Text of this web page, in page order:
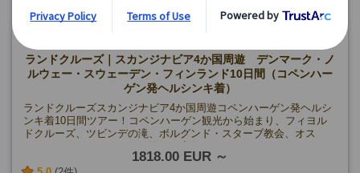
ランドクルーズ｜スカンジナビア4か国周遊 デンマーク・ノ
ルウェー・スウェーデン・フィンランド10日間（コペンハー
ゲン発ヘルシンキ着）
ランドクルーズスカンジナビア4か国周遊コペンハーゲン発ヘルシ
ンキ着10日間ツアー！コペンハーゲン観光から始まり、フィヨル
ドクルーズ、ツビンデの滝、ボルグンド・スターブ教会、オス
渡ります。デンマーク、ノルウェー、スウェーデン、フィンラン
1818.00 EUR